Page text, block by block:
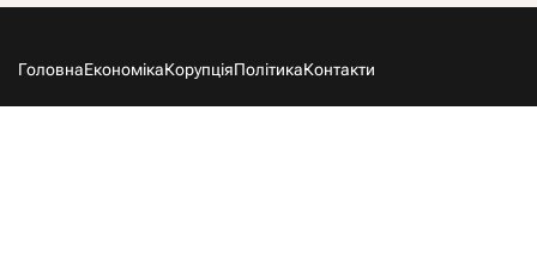
ГоловнаЕкономікаКорупціяПолітикаКонтакти